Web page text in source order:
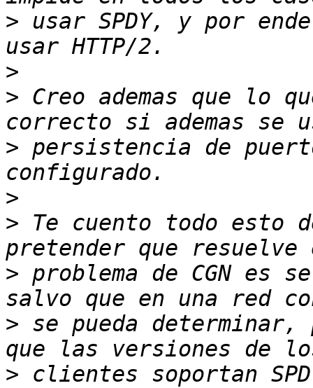
> usar SPDY, y por
>
> Creo ademas que lo
> persistencia de
>
> Te cuento todo esto
> problema de CGN es
> se pueda
> clientes soportan